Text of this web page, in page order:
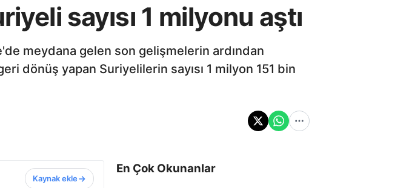
sayısı 1 milyonu aştı
meydana gelen son gelişmelerin ardından
dönüş yapan Suriyelilerin sayısı 1 milyon 151 bin
Kaynak ekle
En Çok Okunanlar